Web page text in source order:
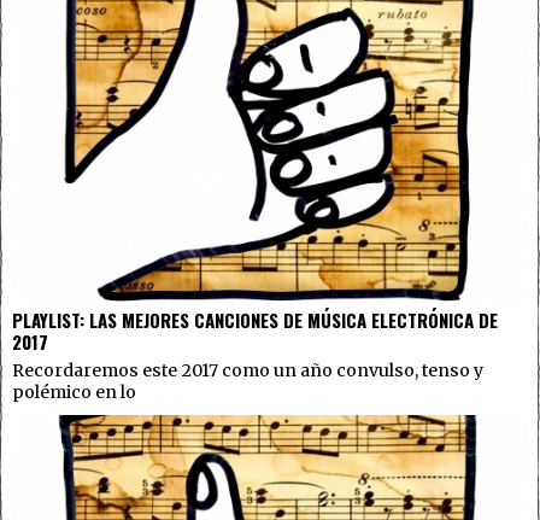
PLAYLIST: LAS MEJORES CANCIONES DE MÚSICA ELECTRÓNICA DE
2017
Recordaremos este 2017 como un año convulso, tenso y
polémico en lo